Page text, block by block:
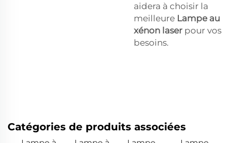
aidera à choisir la
meilleure Lampe au
xénon laser pour vos
besoins.
Catégories de produits associées